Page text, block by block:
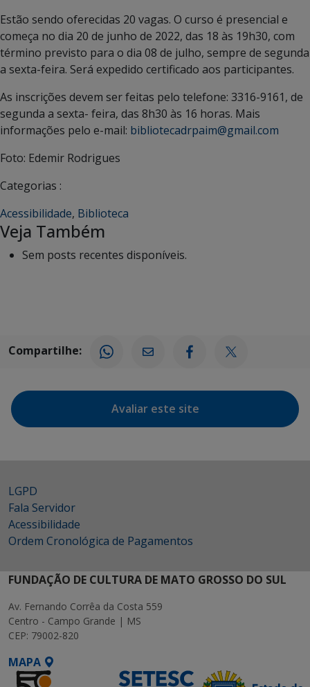
Estão sendo oferecidas 20 vagas. O curso é presencial e
começa no dia 20 de junho de 2022, das 18 às 19h30, com
término previsto para o dia 08 de julho, sempre de segunda
a sexta-feira. Será expedido certificado aos participantes.
As inscrições devem ser feitas pelo telefone: 3316-9161, de
segunda a sexta- feira, das 8h30 às 16 horas. Mais
informações pelo e-mail: bibliotecadrpaim@gmail.com
Foto: Edemir Rodrigues
Categorias :
Acessibilidade, Biblioteca
Veja Também
Sem posts recentes disponíveis.
Compartilhe:
Avaliar este site
LGPD
Fala Servidor
Acessibilidade
Ordem Cronológica de Pagamentos
FUNDAÇÃO DE CULTURA DE MATO GROSSO DO SUL
Av. Fernando Corrêa da Costa 559
Centro - Campo Grande | MS
CEP: 79002-820
MAPA